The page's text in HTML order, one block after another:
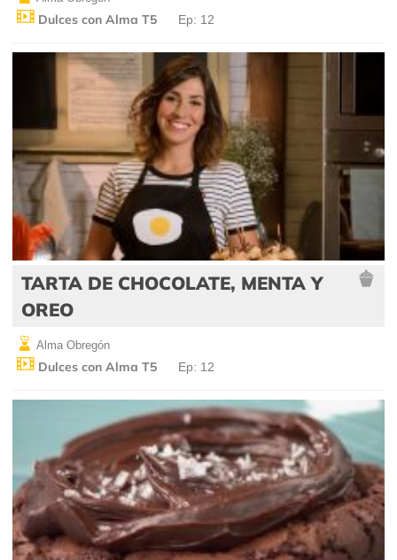
Dulces con Alma T5 Ep: 12
TARTA DE CHOCOLATE, MENTA Y
OREO
Alma Obregón
Dulces con Alma T5 Ep: 12